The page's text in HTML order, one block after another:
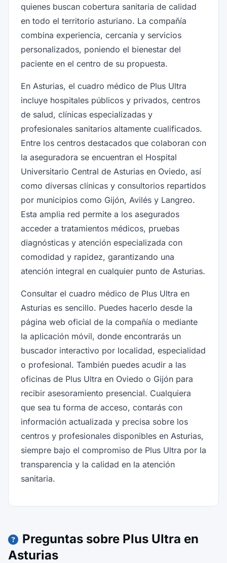
quienes buscan cobertura sanitaria de calidad
en todo el territorio asturiano. La compañía
combina experiencia, cercanía y servicios
personalizados, poniendo el bienestar del
paciente en el centro de su propuesta.
En Asturias, el cuadro médico de Plus Ultra
incluye hospitales públicos y privados, centros
de salud, clínicas especializadas y
profesionales sanitarios altamente cualificados.
Entre los centros destacados que colaboran con
la aseguradora se encuentran el Hospital
Universitario Central de Asturias en Oviedo, así
como diversas clínicas y consultorios repartidos
por municipios como Gijón, Avilés y Langreo.
Esta amplia red permite a los asegurados
acceder a tratamientos médicos, pruebas
diagnósticas y atención especializada con
comodidad y rapidez, garantizando una
atención integral en cualquier punto de Asturias.
Consultar el cuadro médico de Plus Ultra en
Asturias es sencillo. Puedes hacerlo desde la
página web oficial de la compañía o mediante
la aplicación móvil, donde encontrarás un
buscador interactivo por localidad, especialidad
o profesional. También puedes acudir a las
oficinas de Plus Ultra en Oviedo o Gijón para
recibir asesoramiento presencial. Cualquiera
que sea tu forma de acceso, contarás con
información actualizada y precisa sobre los
centros y profesionales disponibles en Asturias,
siempre bajo el compromiso de Plus Ultra por la
transparencia y la calidad en la atención
sanitaria.
Preguntas sobre Plus Ultra en
Asturias